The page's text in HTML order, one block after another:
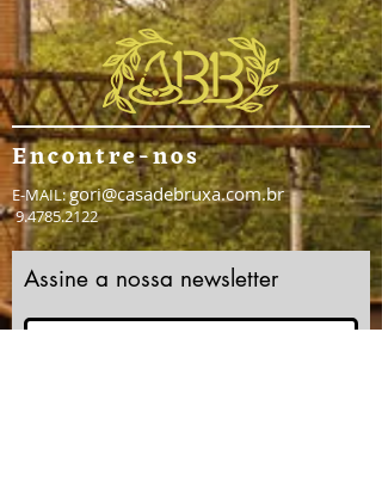
Encontre-nos
E-MAIL:gori@casadebruxa.com.br
9.4785.2122
Assine a nossa newsletter